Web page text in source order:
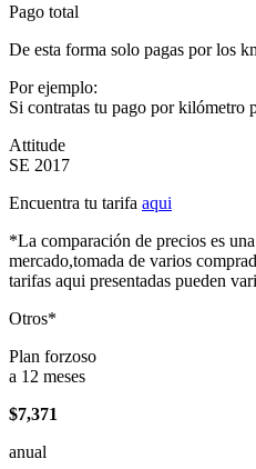
Pago total
De esta forma solo pagas por los
Por ejemplo:
Si contratas tu pago por kilómetro
Attitude
SE 2017
Encuentra tu tarifa aqui
*La comparación de precios es
mercado,tomada de varios
tarifas aqui presentadas pueden
Otros*
Plan forzoso
a 12 meses
$7,371
anual